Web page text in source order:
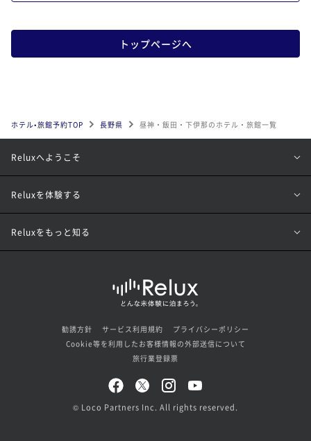
トップページへ
ホテル•旅館予約TOP 長野県 昼神・飯田・下伊那のホテル・旅館一覧
Reluxへようこそ
Reluxを体験する
Reluxをもっと知る
勧誘方針 サービス利用規約
プライバシーポリシー
Cookie等を利用したお客様情報の外部送信について
旅行業登録票
© Loco Partners Inc. All rights reserved.